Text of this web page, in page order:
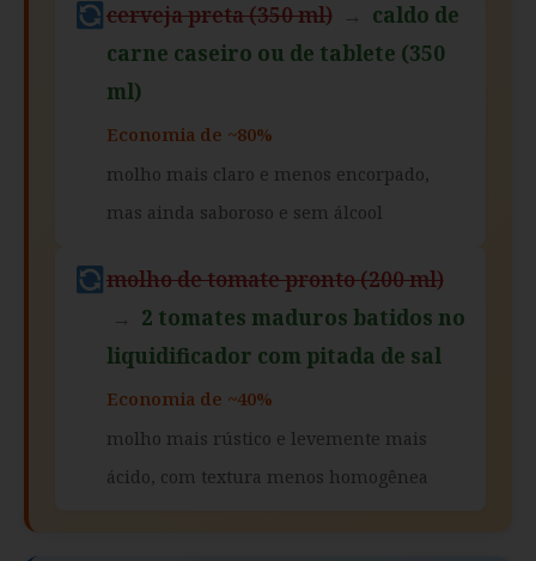
cerveja preta (350 ml) → caldo de
carne caseiro ou de tablete (350
ml)
Economia de ~80%
molho mais claro e menos encorpado,
mas ainda saboroso e sem álcool
molho de tomate pronto (200 ml)
→ 2 tomates maduros batidos no
liquidificador com pitada de sal
Economia de ~40%
molho mais rústico e levemente mais
ácido, com textura menos homogênea